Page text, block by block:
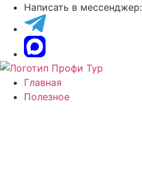
Написать в мессенджер:
Главная
Полезное